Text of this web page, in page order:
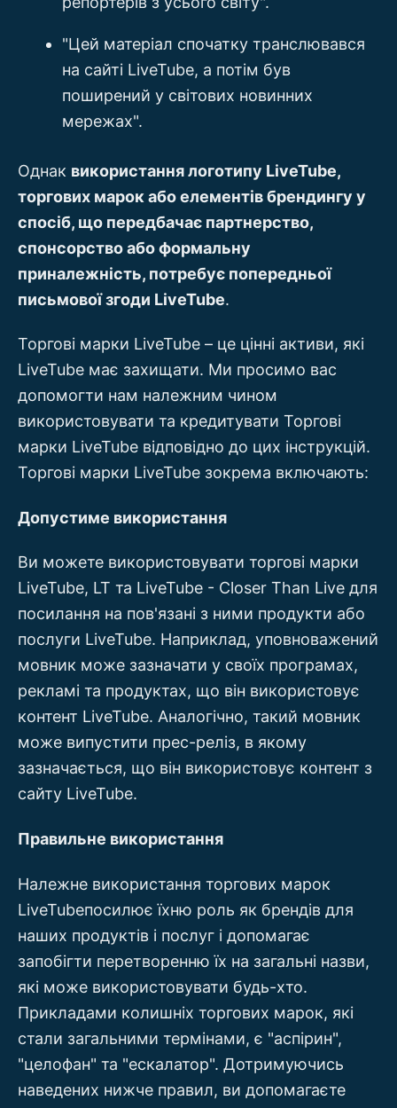
"Цей матеріал спочатку транслювався
на сайті LiveTube, а потім був
поширений у світових новинних
мережах".
Однак використання логотипу LiveTube,
торгових марок або елементів брендингу у
спосіб, що передбачає партнерство,
спонсорство або формальну
приналежність, потребує попередньої
письмової згоди LiveTube.
Торгові марки LiveTube – це цінні активи, які
LiveTube має захищати. Ми просимо вас
допомогти нам належним чином
використовувати та кредитувати Торгові
марки LiveTube відповідно до цих інструкцій.
Торгові марки LiveTube зокрема включають:
Допустиме використання
Ви можете використовувати торгові марки
LiveTube, LT та LiveTube - Closer Than Live для
посилання на пов'язані з ними продукти або
послуги LiveTube. Наприклад, уповноважений
мовник може зазначати у своїх програмах,
рекламі та продуктах, що він використовує
контент LiveTube. Аналогічно, такий мовник
може випустити прес-реліз, в якому
зазначається, що він використовує контент з
сайту LiveTube.
Правильне використання
Належне використання торгових марок
LiveTubeпосилює їхню роль як брендів для
наших продуктів і послуг і допомагає
запобігти перетворенню їх на загальні назви,
які може використовувати будь-хто.
Прикладами колишніх торгових марок, які
стали загальними термінами, є "аспірин",
"целофан" та "ескалатор". Дотримуючись
наведених нижче правил, ви допомагаєте